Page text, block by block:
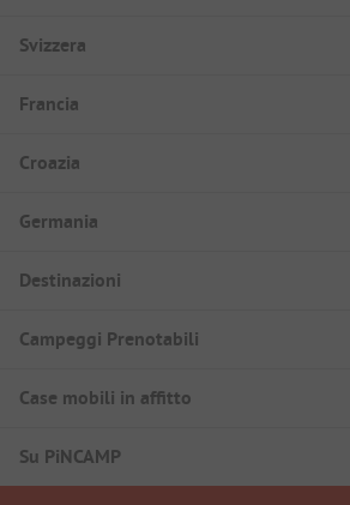
Svizzera
Francia
Croazia
Germania
Destinazioni
Campeggi Prenotabili
Case mobili in affitto
Su PiNCAMP